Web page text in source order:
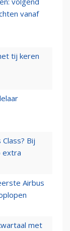
vanaf
tij keren
Bij
extra
Airbus
met